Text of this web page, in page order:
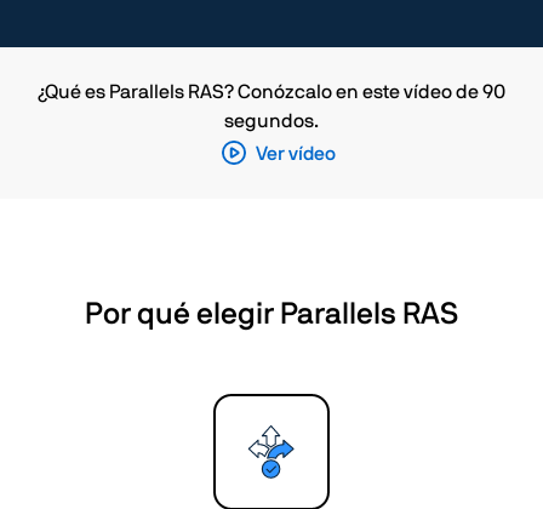
¿Qué es Parallels RAS? Conózcalo en este vídeo de 90
segundos.
Ver vídeo
Por qué elegir Parallels RAS